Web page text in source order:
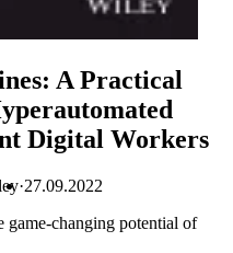
A Practical
Digital Workers
27.09.2022
game-changing potential of